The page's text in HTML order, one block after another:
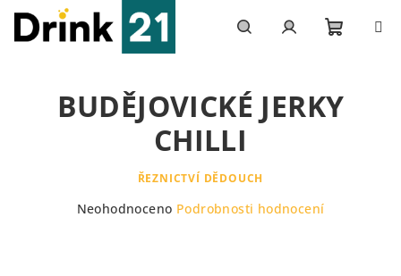
obsah
košík
BUDĚJOVICKÉ JERKY
CHILLI
ŘEZNICTVÍ DĚDOUCH
Průměrné
Neohodnoceno Podrobnosti hodnocení